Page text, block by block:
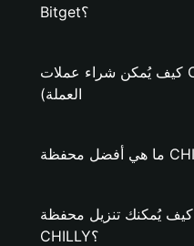
Bitget؟
كيف يُمكن شراء عملات CHILLY؟ (فقط لمشروع
العملة)
كيف يُمكنك تنزيل محفظة Bitget وإنشاء محفظة
CHILLY؟